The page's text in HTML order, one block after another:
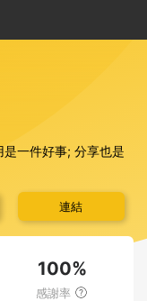
一件好事; 分享也是
的朋友們,我會好好使
, 也會把自己能夠贈送
連結
100%
感謝率